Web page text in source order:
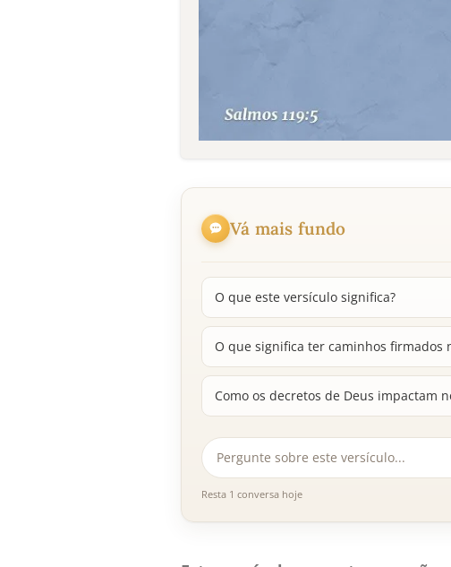
Vá mais fundo
O que este versículo significa?
O que significa ter caminhos firmados
Como os decretos de Deus impactam
Resta 1 conversa hoje